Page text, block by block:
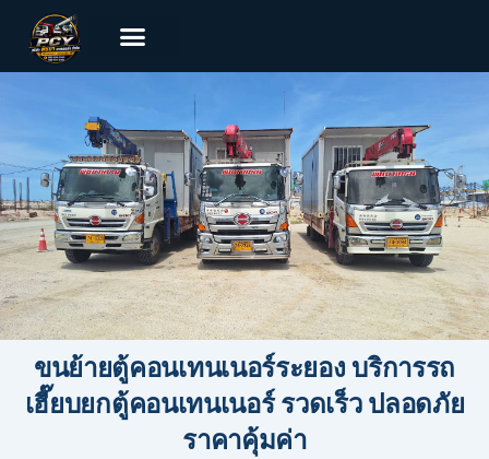
ขนย้ายตู้คอนเทนเนอร์ระยอง บริการรถ
เฮี๊ยบยกตู้คอนเทนเนอร์ รวดเร็ว ปลอดภัย
ราคาคุ้มค่า